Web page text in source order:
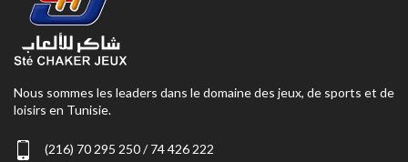
Nous sommes les leaders dans le domaine des jeux, de sports et de
loisirs en Tunisie.
(216) 70 295 250 / 74 426 222